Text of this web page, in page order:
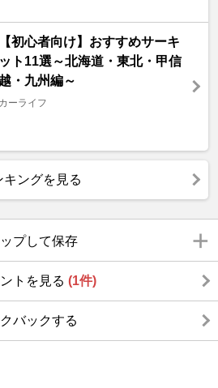
【初心者向け】おすすめサーキ
ット11選～北海道・東北・甲信
越・九州編～
カーライフ
ングを見る
プして保存
トを見る (1件)
バックする